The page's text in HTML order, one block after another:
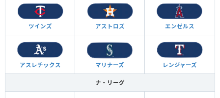
ツインズ アストロズ エンゼルス
アスレチックス マリナーズ レンジャーズ
ナ・リーグ